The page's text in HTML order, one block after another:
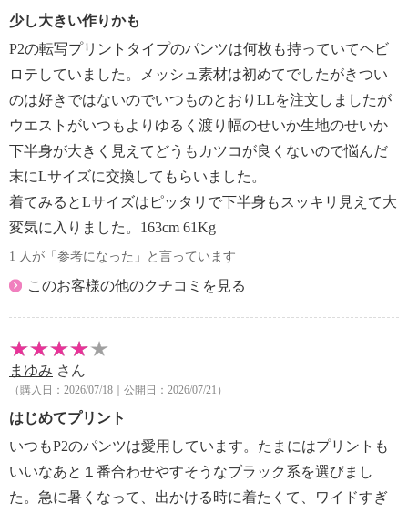
少し大きい作りかも
P2の転写プリントタイプのパンツは何枚も持っていてヘビ
ロテしていました。メッシュ素材は初めてでしたがきつい
のは好きではないのでいつものとおりLLを注文しましたが
ウエストがいつもよりゆるく渡り幅のせいか生地のせいか
下半身が大きく見えてどうもカツコが良くないので悩んだ
末にLサイズに交換してもらいました。
着てみるとLサイズはピッタリで下半身もスッキリ見えて大
変気に入りました。163cm 61Kg
1 人が「参考になった」と言っています
このお客様の他のクチコミを見る
まゆみ さん
（購入日：2026/07/18｜公開日：2026/07/21）
はじめてプリント
いつもP2のパンツは愛用しています。たまにはプリントも
いいなあと１番合わせやすそうなブラック系を選びまし
た。急に暑くなって、出かける時に着たくて、ワイドすぎ